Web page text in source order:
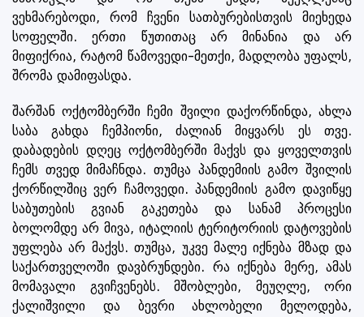
ვეხმარებოდი, რომ ჩვენი სათბურებისთვის მიეხედა
სოფელში. ერთი წუთითაც არ მინანია და არ
მიფიქრია, რატომ წამოვედი-მეთქი, მადლობა უფალს,
შრომა დამიფასდა.
შარშან ოქტომბერში ჩემი შვილი დაქორწინდა, ახლა
საბა გახდა ჩემპიონი, ძალიან მიყვარს ეს თვე.
დაბადების დღეც ოქტომბერში მაქვს და ყოველთვის
ჩემს თვედ მიმაჩნდა. თუმცა პანდემიის გამო შვილის
ქორწილშიც ვერ ჩამოვედი. პანდემიის გამო დავიწყე
საბუთების გვიან გაკეთება და სანამ პროცესი
ბოლომდე არ მივა, იტალიის ტერიტორიის დატოვების
უფლება არ მაქვს. თუმცა, უკვე მალე იქნება მზად და
საქართველოში დავბრუნდები. რა იქნება მერე, ამას
მომავალი გვიჩვენებს. მშობლები, მეუღლე, ორი
ქალიშვილი და ბევრი ახლობელი მელოდება,